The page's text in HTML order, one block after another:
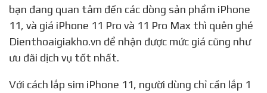
bạn đang quan tâm đến các dòng sản phẩm iPhone
11, và giá iPhone 11 Pro và 11 Pro Max thì quên ghé
Dienthoaigiakho.vn để nhận được mức giá cũng như
ưu đãi dịch vụ tốt nhất.
Với cách lắp sim iPhone 11, người dùng chỉ cần lắp 1